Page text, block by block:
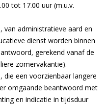
tot 17.00 uur (m.u.v.
van administratieve aard en
dienst worden binnen
gerekend vanaf de
zomervakantie).
een voorzienbaar langere
omgaande beantwoord met
en indicatie in tijdsduur